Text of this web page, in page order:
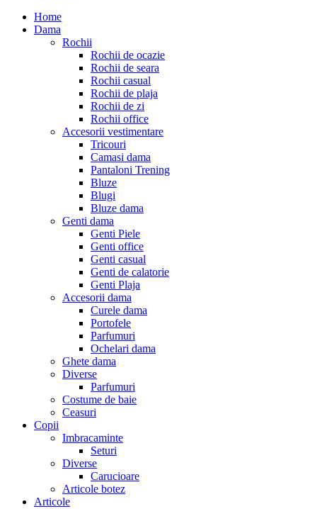
Home
Dama
Rochii
Rochii de ocazie
Rochii de seara
Rochii casual
Rochii de plaja
Rochii de zi
Rochii office
Accesorii vestimentare
Tricouri
Camasi dama
Pantaloni Trening
Bluze
Blugi
Bluze dama
Genti dama
Genti Piele
Genti office
Genti casual
Genti de calatorie
Genti Plaja
Accesorii dama
Curele dama
Portofele
Parfumuri
Ochelari dama
Ghete dama
Diverse
Parfumuri
Costume de baie
Ceasuri
Copii
Imbracaminte
Seturi
Diverse
Carucioare
Articole botez
Articole